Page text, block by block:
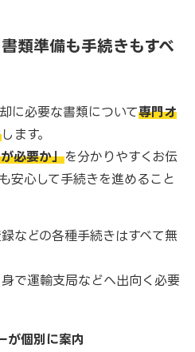
類準備も手続きもすべ
に必要な書類について専門オ
します。
必要か」を分かりやすくお伝
安心して手続きを進めること
などの各種手続きはすべて無
で運輸支局などへ出向く必要
が個別に案内